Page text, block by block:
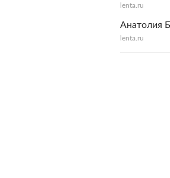
lenta.ru
Анатолия
lenta.ru